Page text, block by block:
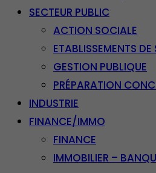
SECTEUR PUBLIC
ACTION SOCIALE
ETABLISSEMENTS DE
GESTION PUBLIQUE
PRÉPARATION
INDUSTRIE
FINANCE/IMMO
FINANCE
IMMOBILIER –